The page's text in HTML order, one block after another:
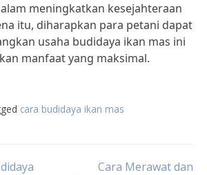
meningkatkan kesejahteraan
itu, diharapkan para petani dapat
usaha budidaya ikan mas ini
manfaat yang maksimal.
cara budidaya ikan mas
Cara Merawat dan